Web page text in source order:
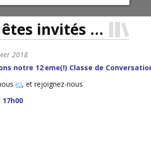
êtes invités …
2018
notre 12 eme(!) Classe de
ici, et rejoignez-nous